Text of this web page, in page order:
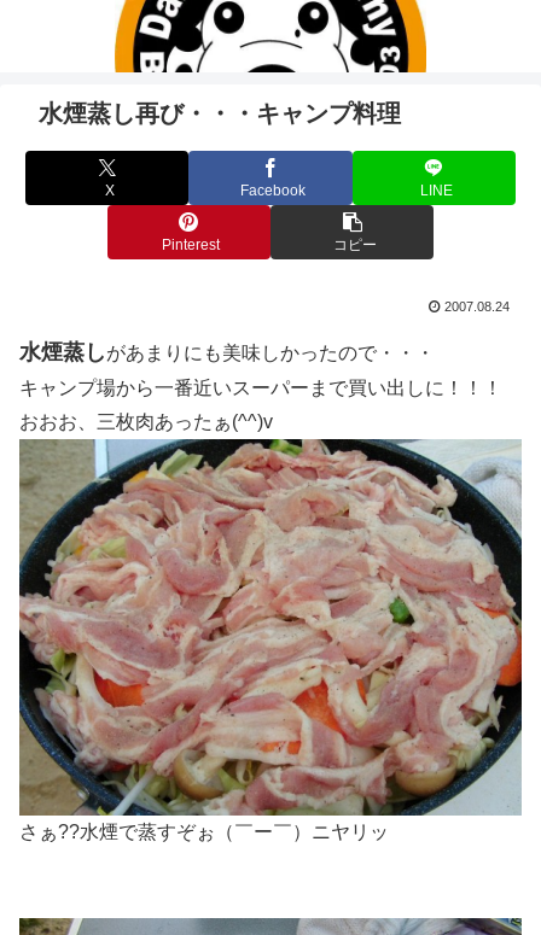
水煙蒸し再び・・・キャンプ料理
X Facebook LINE
Pinterest コピー
2007.08.24
水煙蒸しがあまりにも美味しかったので・・・
キャンプ場から一番近いスーパーまで買い出しに！！！
おおお、三枚肉あったぁ(^^)v
さぁ??水煙で蒸すぞぉ（￣ー￣）ニヤリッ